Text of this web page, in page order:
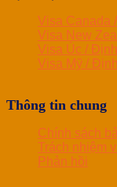
Visa Canada
Visa New
Visa Úc /
Visa Mỹ /
Thông tin chung
Chính sách
Trách nhiệm
Phản hồi